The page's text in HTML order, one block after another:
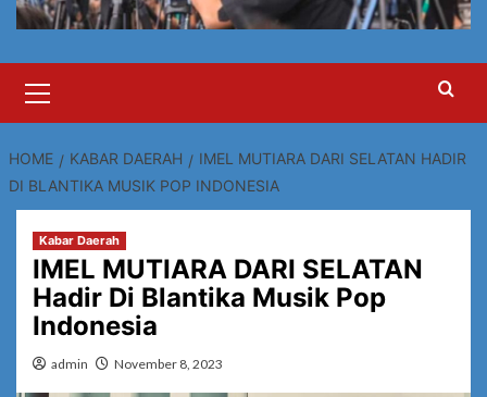
Menu
HOME KABAR DAERAH
IMEL MUTIARA DARI SELATAN HADIR
DI BLANTIKA MUSIK POP INDONESIA
Kabar Daerah
IMEL MUTIARA DARI SELATAN
Hadir Di Blantika Musik Pop
Indonesia
admin November 8, 2023